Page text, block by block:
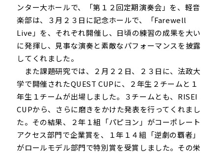
ンター大ホールで、「第１２回定期演奏会」を、軽音
楽部は、３月２３日に記念ホールで、「Farewell
Live」を、それぞれ開催し、日頃の練習の成果を大い
に発揮し、見事な演奏と素敵なパフォーマンスを披露
してくれました。
また課題研究では、２月２２日、２３日に、法政大
学で開催されたQUEST CUPに、２年生２チームと１
年生１チームが出場しました。３チームとも、RISEI
CUPから、さらに磨きをかけた発表を行ってくれまし
た。その結果、２年１組「パピヨン」がコーポレート
アクセス部門で企業賞を、１年１４組「逆劇の覇者」
がロールモデル部門で特別賞を受賞しました。その栄